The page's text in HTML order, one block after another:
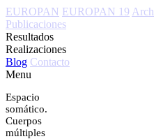
EUROPAN EUROPAN 19
Publicaciones
Resultados
Realizaciones
Blog Contacto
Menu
Espacio
somático.
Cuerpos
múltiples